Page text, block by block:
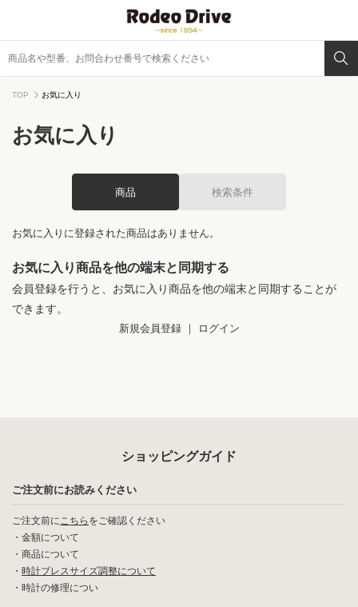
TOP お気に入り
お気に入り
商品 検索条件
お気に入りに登録された商品はありません。
お気に入り商品を他の端末と同期する
会員登録を行うと、お気に入り商品を他の端末と同期することが
できます。
新規会員登録｜ ログイン
ショッピングガイド
ご注文前にお読みください
ご注文前にこちら をご確認ください
・ 金額について
・ 商品について
・ 時計ブレスサイズ調整について
・ 時計の修理につい